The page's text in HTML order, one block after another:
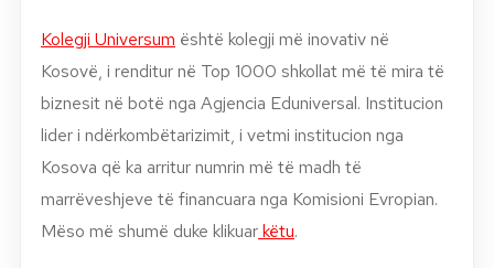
Kolegji Universum është kolegji më inovativ në
Kosovë, i renditur në Top 1000 shkollat më të mira të
biznesit në botë nga Agjencia Eduniversal. Institucion
lider i ndërkombëtarizimit, i vetmi institucion nga
Kosova që ka arritur numrin më të madh të
marrëveshjeve të financuara nga Komisioni Evropian.
Mëso më shumë duke klikuarkëtu.